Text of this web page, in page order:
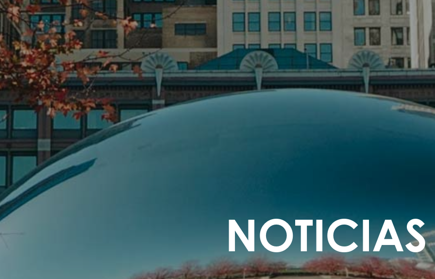
NOTICIAS